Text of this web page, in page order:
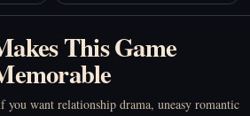
This Game
you want relationship drama, uneasy romantic